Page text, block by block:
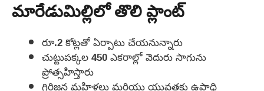
మారేడుమిల్లిలో తొలి ప్లాంట్
రూ.2 కోట్లతో ఏర్పాటు చేయనున్నారు
చుట్టుపక్కల 450 ఎకరాల్లో వెదురు సాగును
ప్రోత్సహిస్తారు
గిరిజన మహిళలు మరియు యువతకు ఉపాధి